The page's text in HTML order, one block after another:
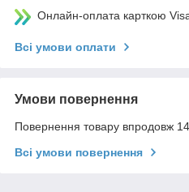
Онлайн-оплата карткою
Всі умови оплати
Умови повернення
Повернення товару впродовж
Всі умови повернення